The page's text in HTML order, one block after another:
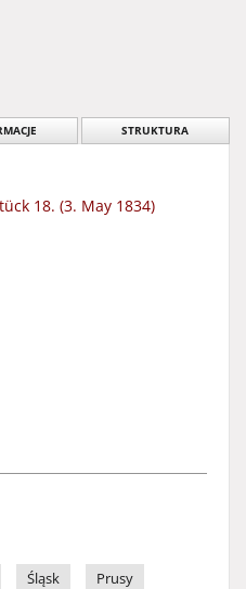
STRUKTURA
18. (3. May 1834)
Śląsk
Prusy